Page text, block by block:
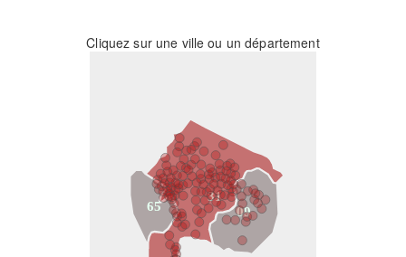
Cliquez sur une ville ou un département
31
09
65